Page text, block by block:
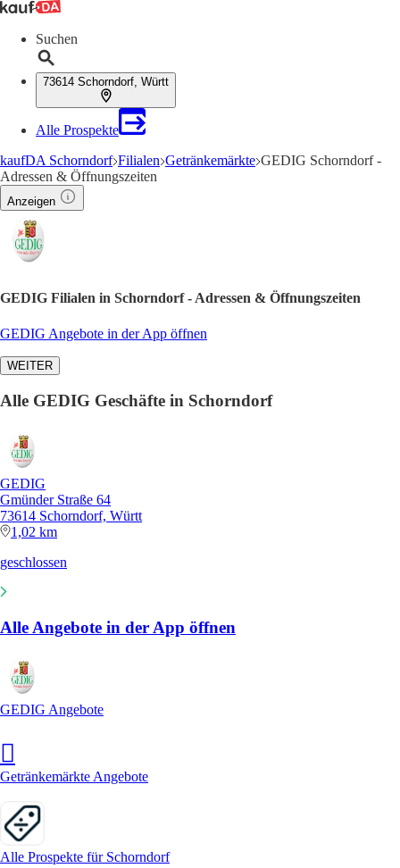
Suchen
73614 Schorndorf, Württ
Alle Prospekte
kaufDA Schorndorf Filialen Getränkemärkte GEDIG Schorndorf -
Adressen & Öffnungszeiten
Anzeigen
GEDIG Filialen in Schorndorf - Adressen & Öffnungszeiten
GEDIG Angebote in der App öffnen
WEITER
Alle GEDIG Geschäfte in Schorndorf
GEDIG
Gmünder Straße 64
73614 Schorndorf, Württ
1,02 km
geschlossen
Alle Angebote in der App öffnen
GEDIG Angebote
Getränkemärkte Angebote
Alle Prospekte für Schorndorf